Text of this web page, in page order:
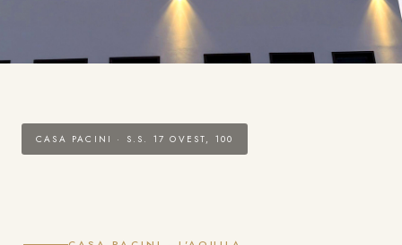
CASA PACINI · S.S. 17 OVEST, 100